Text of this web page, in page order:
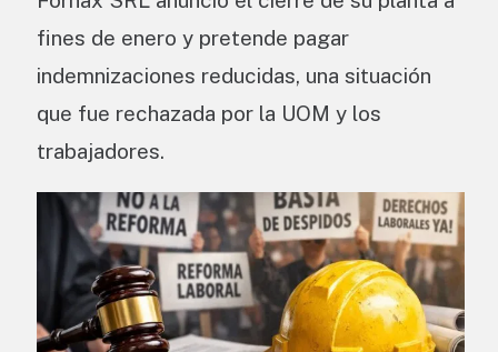
fines de enero y pretende pagar
indemnizaciones reducidas, una situación
que fue rechazada por la UOM y los
trabajadores.